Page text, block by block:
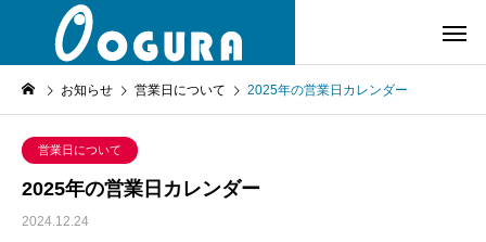
お知らせ 営業日について 2025年の営業日カレンダー
営業日について
2025年の営業日カレンダー
2024.12.24